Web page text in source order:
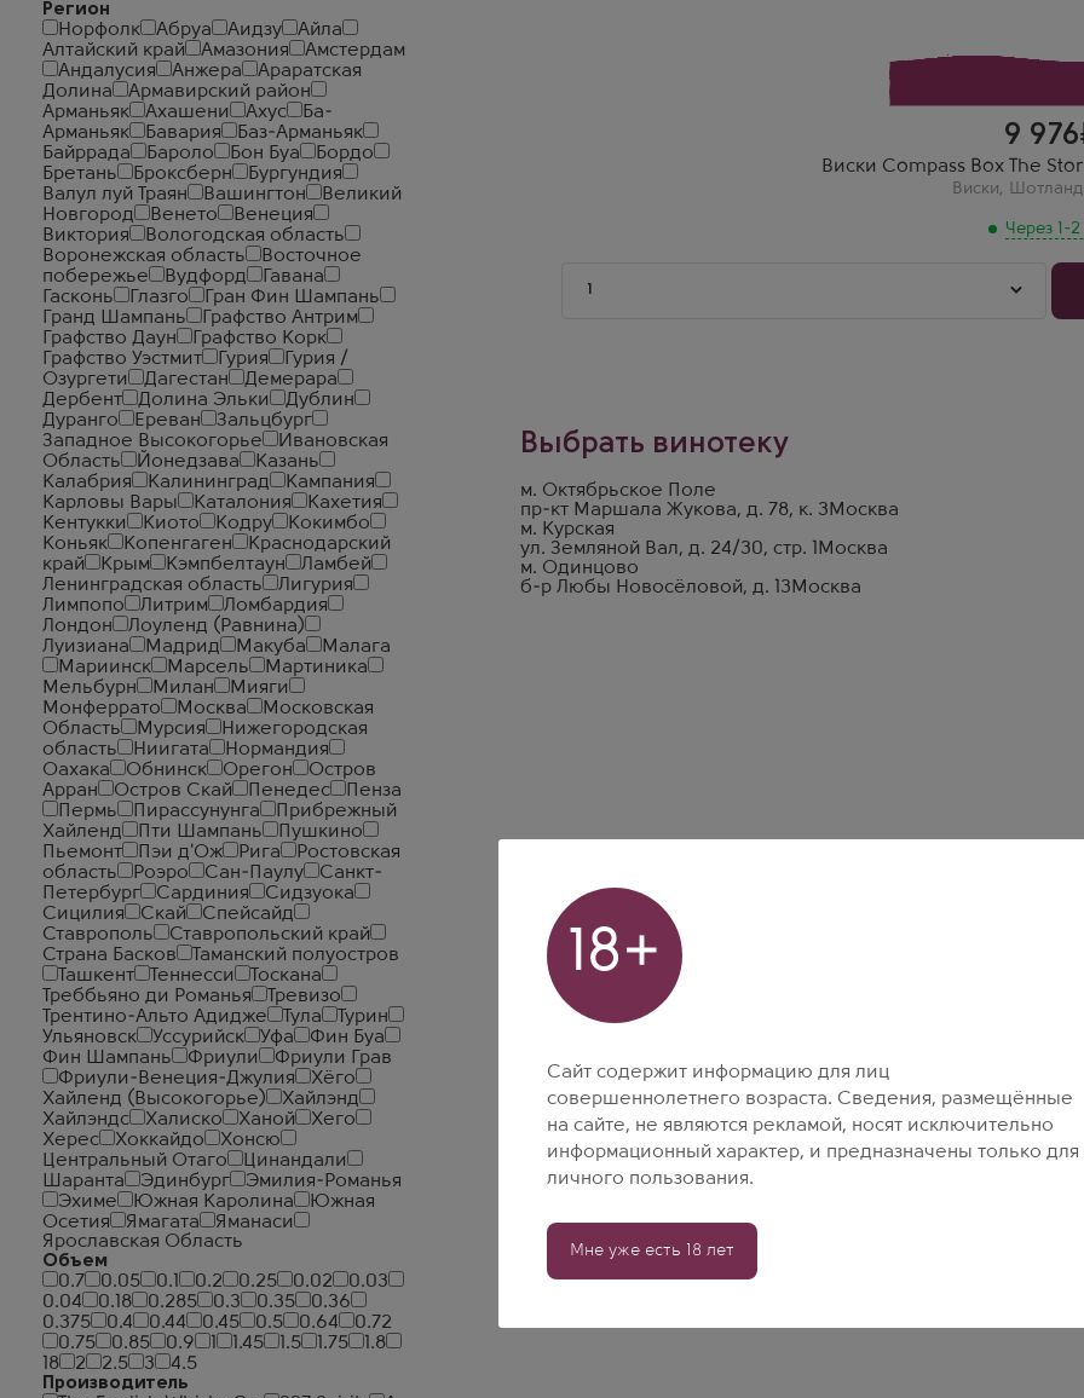
Регион
Норфолк
Абруа Аидзу
Айла
Алтайский край
Амазония
Амстердам
Андалусия
Анжера
Араратская
Долина
Армавирский район
Арманьяк
Ахашени Ахус
Ба-
Арманьяк
Бавария
Баз-Арманьяк
Байррада
Бароло Бон Буа
Бордо
Бретань
Броксберн
Бургундия
Валул луй Траян
Вашингтон
Великий
Новгород
Венето
Венеция
Виктория
Вологодская область
Воронежская область
Восточное
побережье
Вудфорд
Гавана
Гасконь
Глазго
Гран Фин Шампань
Гранд Шампань
Графство Антрим
Графство Даун
Графство Корк
Графство Уэстмит
Гурия
Гурия /
Озургети
Дагестан
Демерара
Дербент
Долина Эльки
Дублин
Дуранго
Ереван
Зальцбург
Западное Высокогорье
Ивановская
Область
Йонедзава
Казань
Калабрия
Калининград
Кампания
Карловы Вары
Каталония
Кахетия
Кентукки
Киото Кодру
Кокимбо
Коньяк
Копенгаген
Краснодарский
край
Крым Кэмпбелтаун
Ламбей
Ленинградская область
Лигурия
Лимпопо
Литрим
Ломбардия
Лондон
Лоуленд (Равнина)
Луизиана
Мадрид Макуба
Малага
Мариинск
Марсель
Мартиника
Мельбурн
Милан
Мияги
Монферрато
Москва
Московская
Область
Мурсия
Нижегородская
область
Ниигата
Нормандия
Оахака
Обнинск Орегон
Остров
Арран
Остров Скай Пенедес
Пенза
Пермь
Пирассунунга
Прибрежный
Хайленд
Пти Шампань
Пушкино
Пьемонт
Пэи д'Ож Рига
Ростовская
область
Роэро Сан-Паулу
Санкт-
Петербург
Сардиния
Сидзуока
Сицилия
Скай
Спейсайд
Ставрополь
Ставропольский край
Страна Басков
Таманский полуостров
Ташкент
Теннесси
Тоскана
Треббьяно ди Романья
Тревизо
Трентино-Альто Адидже
Тула
Турин
Ульяновск
Уссурийск Уфа
Фин Буа
Фин Шампань
Фриули
Фриули Грав
Фриули-Венеция-Джулия
Хёго
Хайленд (Высокогорье)
Хайлэнд
Хайлэндс
Халиско Ханой
Хего
Херес
Хоккайдо
Хонсю
Центральный Отаго
Цинандали
Шаранта
Эдинбург
Эмилия-Романья
Эхиме
Южная Каролина
Южная
Осетия
Ямагата
Яманаси
Ярославская Область
Объем
0.7
0.05 0.1 0.2 0.25 0.02
0.03
0.04
0.18 0.285 0.3 0.35
0.36
0.375
0.4 0.44 0.45 0.5 0.64
0.72
0.75
0.85 0.9 1.45 1.5 1.75
1.8
18
2 2.5 3
4.5
Производитель
9 976
Виски Compass Box The
Виски,
Через 1-
1
Выбрать винотеку
м. Октябрьское Поле
пр-кт Маршала Жукова, д. 78, к. 3 Москва
м. Курская
ул. Земляной Вал, д. 24/30, стр. 1
Москва
м. Одинцово
б-р Любы Новосёловой, д. 13 Москва
18+
Сайт содержит информацию для лиц
совершеннолетнего возраста. Сведения, размещённые
на сайте, не являются рекламой, носят исключительно
информационный характер, и предназначены только для
личного пользования.
Мне уже есть 18 лет